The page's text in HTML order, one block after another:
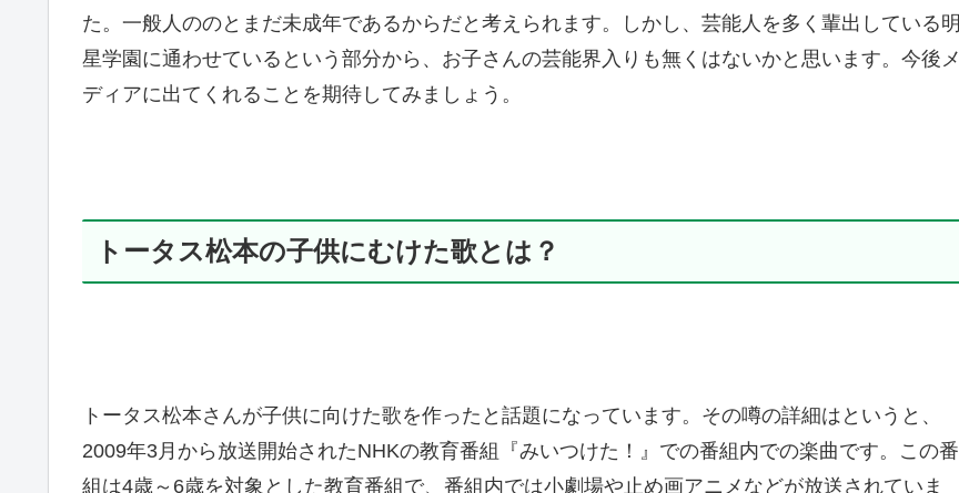
た。一般人ののとまだ未成年であるからだと考えられます。しかし、芸能人を多く輩出している明
星学園に通わせているという部分から、お子さんの芸能界入りも無くはないかと思います。今後メ
ディアに出てくれることを期待してみましょう。
トータス松本の子供にむけた歌とは？
トータス松本さんが子供に向けた歌を作ったと話題になっています。その噂の詳細はというと、
2009年3月から放送開始されたNHKの教育番組『みいつけた！』での番組内での楽曲です。この番
組は4歳～6歳を対象とした教育番組で、番組内では小劇場や止め画アニメなどが放送されていま